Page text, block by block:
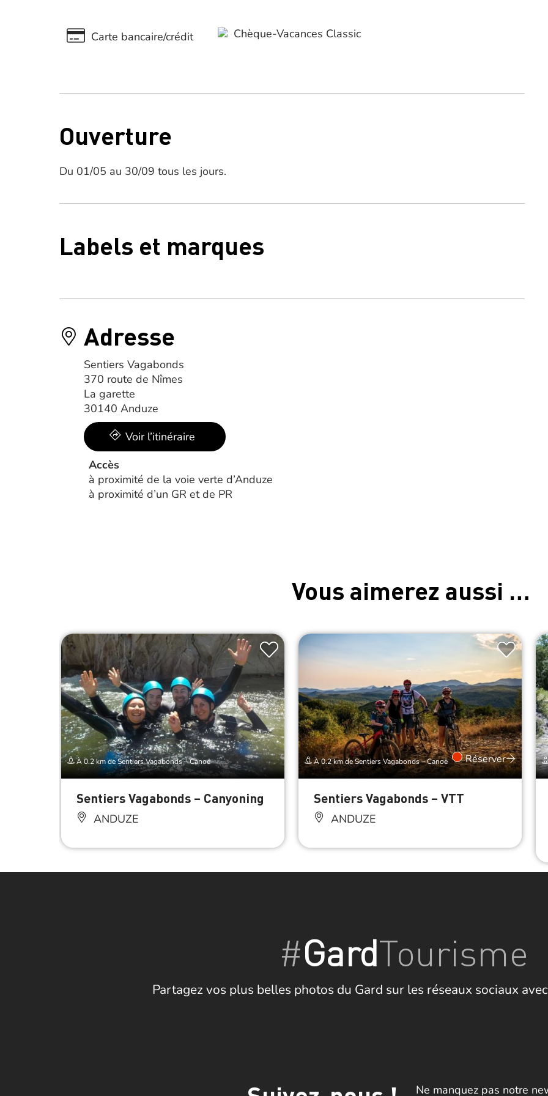
Carte bancaire/crédit Chèque-Vacances Classic
Ouverture
Du 01/05 au 30/09 tous les jours.
Labels et marques
Adresse
Sentiers Vagabonds
370 route de Nîmes
La garette
30140 Anduze
Voir l’itinéraire
Accès
à proximité de la voie verte d’Anduze
à proximité d’un GR et de PR
Vous aimerez aussi …
À 0.2 km de Sentiers Vagabonds – Canoë
Sentiers Vagabonds – Canyoning
ANDUZE
À 0.2 km de Sentiers Vagabonds – Canoë Réserver
Sentiers Vagabonds – VTT
ANDUZE
#GardTourisme
Partagez vos plus belles photos du Gard sur les réseaux sociaux
Ne manquez pas notre